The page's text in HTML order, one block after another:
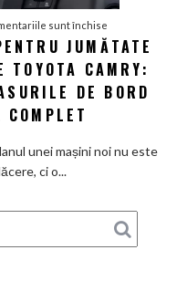
de
o
criză
energetică
sunt închise
Rechemare
masivă
pentru
milion
Camry:
Vitezometrul
JUMĂTATE
TOYOTA CAMRY:
DE BORD
unei mașini noi nu este
ci o...